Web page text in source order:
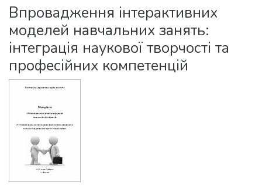
Statistics
Впровадження інтерактивних
моделей навчальних занять:
інтеграція наукової творчості та
професійних компетенцій